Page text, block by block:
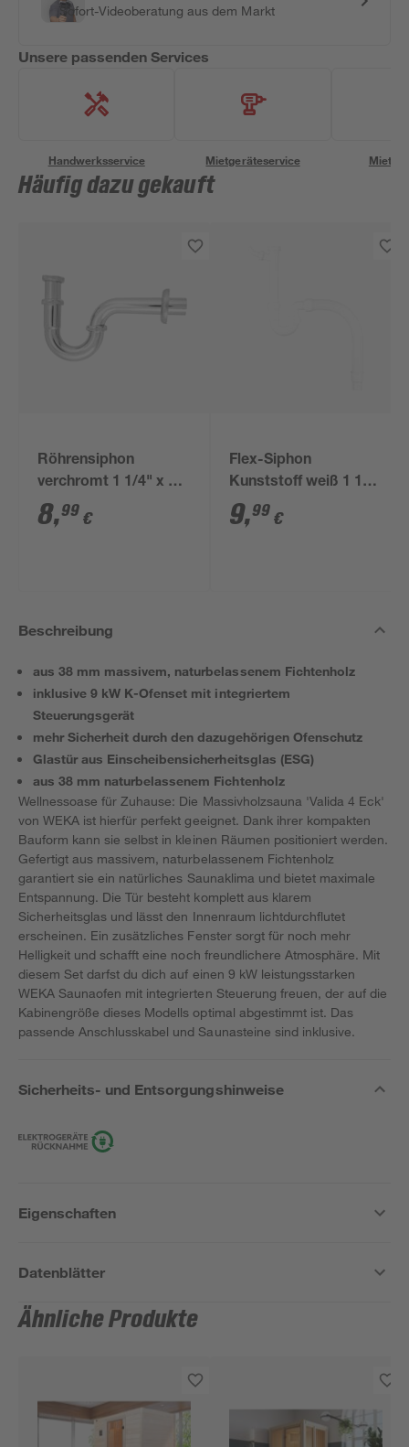
Sofort-Videoberatung aus dem Markt
Unsere passenden Services
Handwerksservice Mietgeräteservice
Häufig dazu gekauft
Röhrensiphon
verchromt 1 1/4" x 32
mm
8,99 €
Flex-Siphon
Kunststoff weiß 1 1/2'
x 40/50 mm
9,99 €
Beschreibung
aus 38 mm massivem, naturbelassenem Fichtenholz
inklusive 9 kW K-Ofenset mit integriertem
Steuerungsgerät
mehr Sicherheit durch den dazugehörigen Ofenschutz
Glastür aus Einscheibensicherheitsglas (ESG)
aus 38 mm naturbelassenem Fichtenholz
Wellnessoase für Zuhause: Die Massivholzsauna 'Valida 4 Eck'
von WEKA ist hierfür perfekt geeignet. Dank ihrer kompakten
Bauform kann sie selbst in kleinen Räumen positioniert werden.
Gefertigt aus massivem, naturbelassenem Fichtenholz
garantiert sie ein natürliches Saunaklima und bietet maximale
Entspannung. Die Tür besteht komplett aus klarem
Sicherheitsglas und lässt den Innenraum lichtdurchflutet
erscheinen. Ein zusätzliches Fenster sorgt für noch mehr
Helligkeit und schafft eine noch freundlichere Atmosphäre. Mit
diesem Set darfst du dich auf einen 9 kW leistungsstarken
WEKA Saunaofen mit integrierten Steuerung freuen, der auf die
Kabinengröße dieses Modells optimal abgestimmt ist. Das
passende Anschlusskabel und Saunasteine sind inklusive.
Sicherheits- und Entsorgungshinweise
Eigenschaften
Datenblätter
Ähnliche Produkte